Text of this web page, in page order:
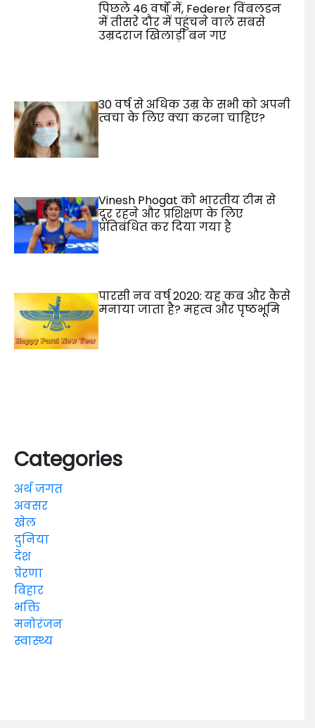
पिछले 46 वर्षों में, Federer विंबलडन
में तीसरे दौर में पहुंचने वाले सबसे
उम्रदराज खिलाड़ी बन गए
30 वर्ष से अधिक उम्र के सभी को अपनी
त्वचा के लिए क्या करना चाहिए?
Vinesh Phogat को भारतीय टीम से
दूर रहने और प्रशिक्षण के लिए
प्रतिबंधित कर दिया गया है
पारसी नव वर्ष 2020: यह कब और कैसे
मनाया जाता है? महत्व और पृष्ठभूमि
Categories
अर्थ जगत
अवसर
खेल
दुनिया
देश
प्रेरणा
बिहार
भक्ति
मनोरंजन
स्वास्थ्य